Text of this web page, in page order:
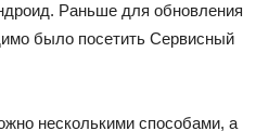
Раньше для обновления
было посетить Сервисный
несколькими способами, а